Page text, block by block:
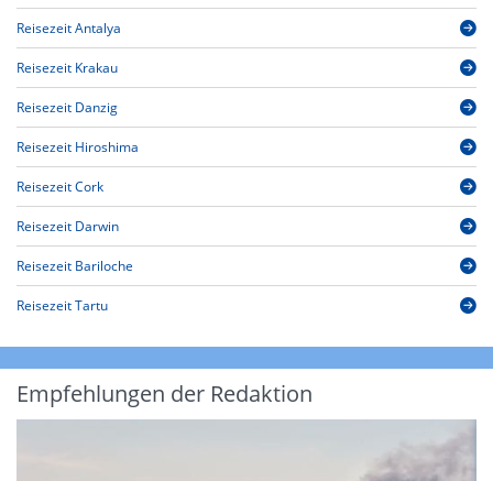
Reisezeit Antalya
Reisezeit Krakau
Reisezeit Danzig
Reisezeit Hiroshima
Reisezeit Cork
Reisezeit Darwin
Reisezeit Bariloche
Reisezeit Tartu
Empfehlungen der Redaktion